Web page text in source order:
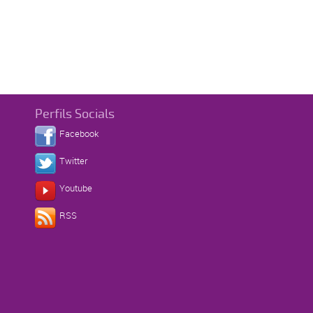
Perfils Socials
Facebook
Twitter
Youtube
RSS